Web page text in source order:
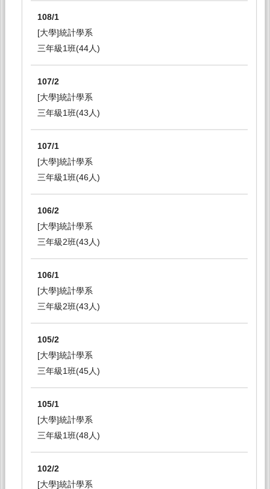
108/1
[大學]統計學系
三年級1班(44人)
107/2
[大學]統計學系
三年級1班(43人)
107/1
[大學]統計學系
三年級1班(46人)
106/2
[大學]統計學系
三年級2班(43人)
106/1
[大學]統計學系
三年級2班(43人)
105/2
[大學]統計學系
三年級1班(45人)
105/1
[大學]統計學系
三年級1班(48人)
102/2
[大學]統計學系